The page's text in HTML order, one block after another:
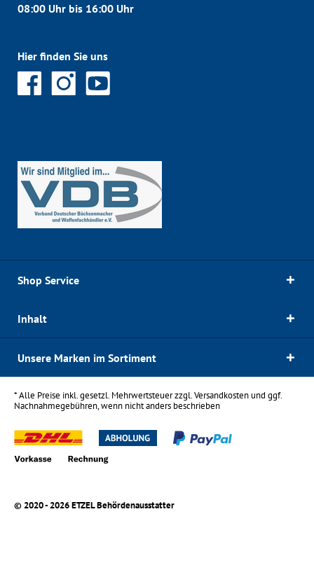
08:00 Uhr bis 16:00 Uhr
Hier finden Sie uns
Shop Service
Inhalt
Unsere Marken im Sortiment
* Alle Preise inkl. gesetzl. Mehrwertsteuer zzgl.Versandkostenund ggf.
Nachnahmegebühren, wenn nicht anders beschrieben
© 2020 - 2026 ETZEL Behördenausstatter